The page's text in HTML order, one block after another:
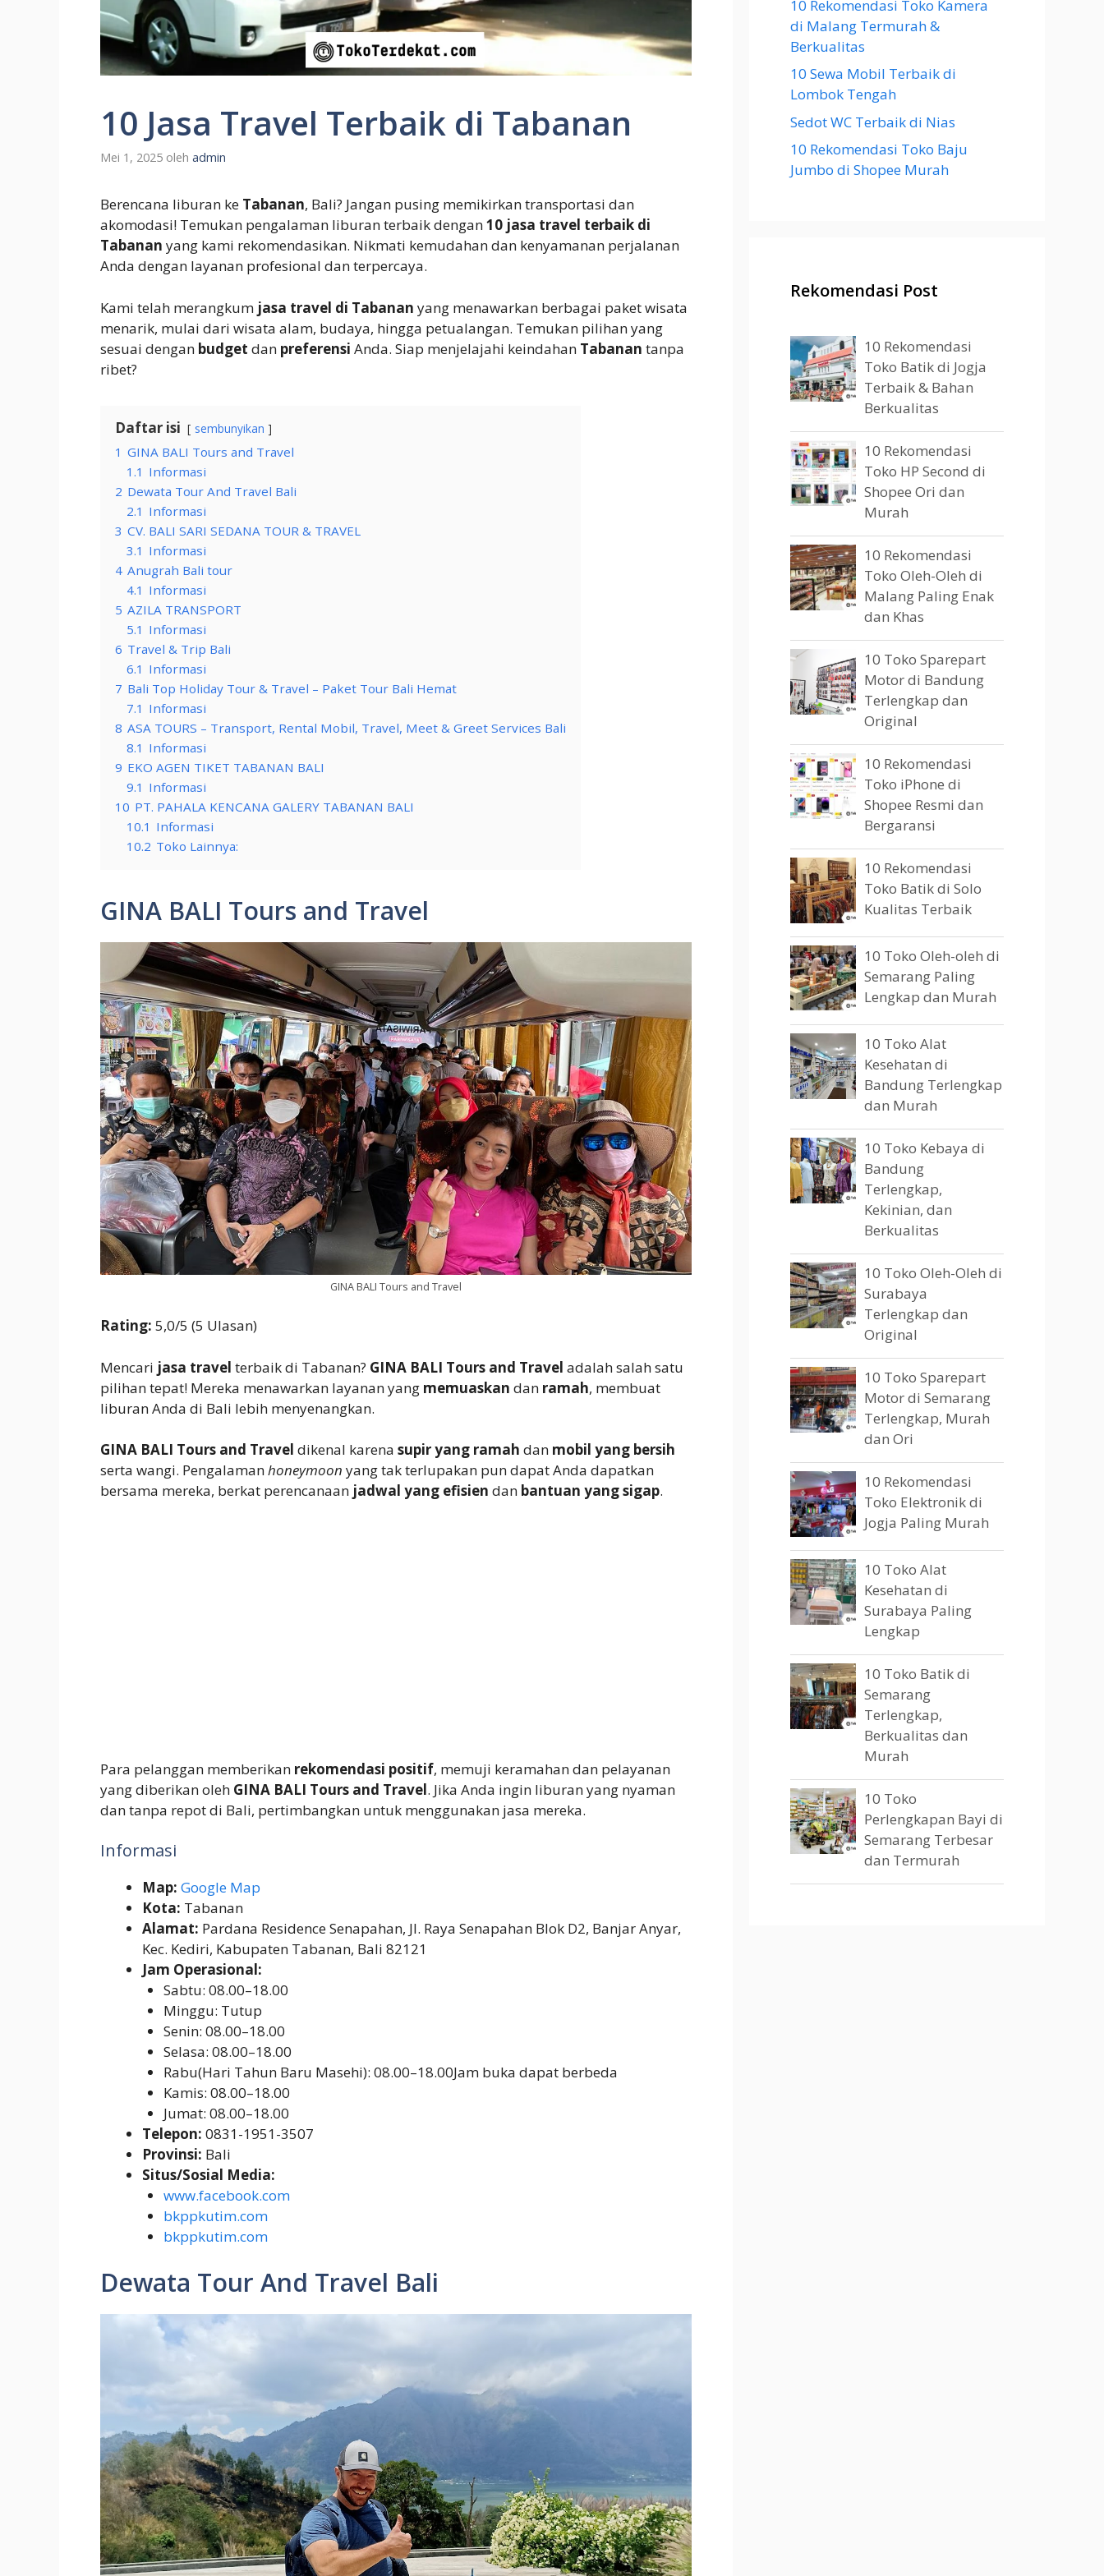
10 Jasa Travel Terbaik di Tabanan
Mei 1, 2025 oleh admin
Berencana liburan ke Tabanan, Bali? Jangan pusing memikirkan transportasi dan
akomodasi! Temukan pengalaman liburan terbaik dengan10 jasa travel terbaik di
Tabanan yang kami rekomendasikan. Nikmati kemudahan dan kenyamanan perjalanan
Anda dengan layanan profesional dan terpercaya.
Kami telah merangkum jasa travel di Tabanan yang menawarkan berbagai paket wisata
menarik, mulai dari wisata alam, budaya, hingga petualangan. Temukan pilihan yang
sesuai dengan budget dan preferensi Anda. Siap menjelajahi keindahan Tabanan tanpa
ribet?
Daftar isi sembunyikan
1 GINA BALI Tours and Travel
1.1 Informasi
2 Dewata Tour And Travel Bali
2.1 Informasi
3 CV. BALI SARI SEDANA TOUR & TRAVEL
3.1 Informasi
4 Anugrah Bali tour
4.1 Informasi
5 AZILA TRANSPORT
5.1 Informasi
6 Travel & Trip Bali
6.1 Informasi
7 Bali Top Holiday Tour & Travel – Paket Tour Bali Hemat
7.1 Informasi
8 ASA TOURS – Transport, Rental Mobil, Travel, Meet & Greet Services Bali
8.1 Informasi
9 EKO AGEN TIKET TABANAN BALI
9.1 Informasi
10 PT. PAHALA KENCANA GALERY TABANAN BALI
10.1 Informasi
10.2 Toko Lainnya:
GINA BALI Tours and Travel
GINA BALI Tours and Travel
Rating: 5,0/5 (5 Ulasan)
Mencari jasa travel terbaik di Tabanan? GINA BALI Tours and Travel adalah salah satu
pilihan tepat! Mereka menawarkan layanan yang memuaskan dan ramah, membuat
liburan Anda di Bali lebih menyenangkan.
GINA BALI Tours and Travel dikenal karena supir yang ramah dan mobil yang bersih
serta wangi. Pengalamanhoneymoon yang tak terlupakan pun dapat Anda dapatkan
bersama mereka, berkat perencanaan jadwal yang efisien dan bantuan yang sigap.
Para pelanggan memberikan rekomendasi positif, memuji keramahan dan pelayanan
yang diberikan oleh GINA BALI Tours and Travel. Jika Anda ingin liburan yang nyaman
dan tanpa repot di Bali, pertimbangkan untuk menggunakan jasa mereka.
Informasi
Map: Google Map
Kota: Tabanan
Alamat: Pardana Residence Senapahan, Jl. Raya Senapahan Blok D2, Banjar Anyar,
Kec. Kediri, Kabupaten Tabanan, Bali 82121
Jam Operasional:
Sabtu: 08.00–18.00
Minggu: Tutup
Senin: 08.00–18.00
Selasa: 08.00–18.00
Rabu(Hari Tahun Baru Masehi): 08.00–18.00Jam buka dapat berbeda
Kamis: 08.00–18.00
Jumat: 08.00–18.00
Telepon: 0831-1951-3507
Provinsi: Bali
Situs/Sosial Media:
www.facebook.com
bkppkutim.com
bkppkutim.com
Dewata Tour And Travel Bali
10 Rekomendasi Toko Kamera
di Malang Termurah &
Berkualitas
10 Sewa Mobil Terbaik di
Lombok Tengah
Sedot WC Terbaik di Nias
10 Rekomendasi Toko Baju
Jumbo di Shopee Murah
Rekomendasi Post
10 Rekomendasi
Toko Batik di Jogja
Terbaik & Bahan
Berkualitas
10 Rekomendasi
Toko HP Second di
Shopee Ori dan
Murah
10 Rekomendasi
Toko Oleh-Oleh di
Malang Paling Enak
dan Khas
10 Toko Sparepart
Motor di Bandung
Terlengkap dan
Original
10 Rekomendasi
Toko iPhone di
Shopee Resmi dan
Bergaransi
10 Rekomendasi
Toko Batik di Solo
Kualitas Terbaik
10 Toko Oleh-oleh di
Semarang Paling
Lengkap dan Murah
10 Toko Alat
Kesehatan di
Bandung Terlengkap
dan Murah
10 Toko Kebaya di
Bandung
Terlengkap,
Kekinian, dan
Berkualitas
10 Toko Oleh-Oleh di
Surabaya
Terlengkap dan
Original
10 Toko Sparepart
Motor di Semarang
Terlengkap, Murah
dan Ori
10 Rekomendasi
Toko Elektronik di
Jogja Paling Murah
10 Toko Alat
Kesehatan di
Surabaya Paling
Lengkap
10 Toko Batik di
Semarang
Terlengkap,
Berkualitas dan
Murah
10 Toko
Perlengkapan Bayi di
Semarang Terbesar
dan Termurah